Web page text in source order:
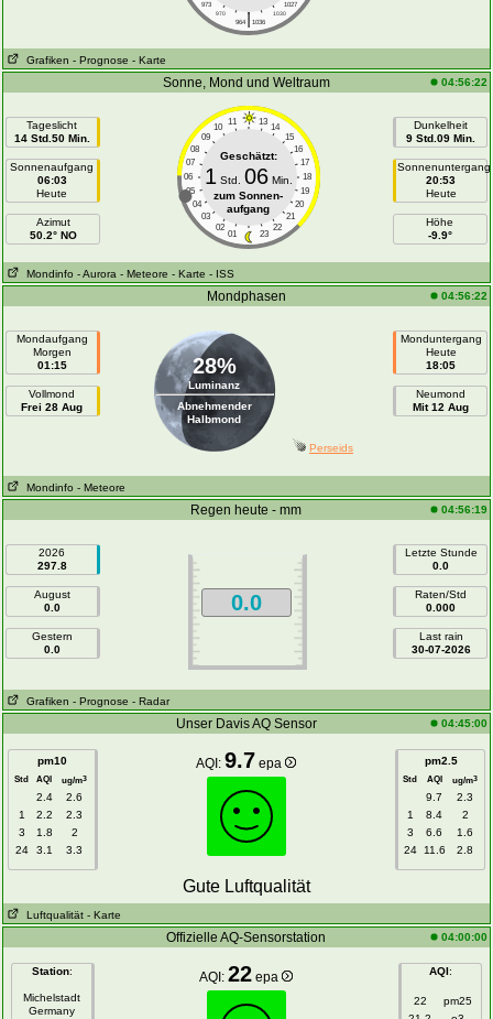
973
1027
970
1030
|
964 1036
Grafiken - Prognose - Karte
Sonne, Mond und Weltraum 04:56:22
Tageslicht
14 Std.50 Min.
Sonnenaufgang
06:03
Heute
Azimut
50.2° NO
11 13
10
14
09
15
08
16
07
17
06
18
05
19
04
20
03
21
02
22
01 23
Geschätzt:
1 Std. 06Min.
zum Sonnen-
aufgang
Dunkelheit
9 Std.09 Min.
Sonnenuntergang
20:53
Heute
Höhe
-9.9°
Mondinfo - Aurora - Meteore - Karte - ISS
Mondphasen 04:56:22
Mondaufgang
Morgen
01:15
Vollmond
Frei 28 Aug
28%
Luminanz
Abnehmender
Halbmond
Monduntergang
Heute
18:05
Neumond
Mit 12 Aug
Perseids
Mondinfo - Meteore
Regen heute - mm 04:56:19
2026
297.8
August
0.0
Gestern
0.0
0.0
Letzte Stunde
0.0
Raten/Std
0.000
Last rain
30-07-2026
Grafiken - Prognose - Radar
Unser Davis AQ Sensor 04:45:00
pm10
Std AQI ug/m3
2.4
2.6
1
2.2
2.3
3
1.8
2
24
3.1 3.3
AQI:9.7 epa pm2.5
Std AQI ug/m3
9.7
2.3
1
8.4
2
3
6.6
1.6
24
11.6 2.8
Gute Luftqualität
Luftqualität - Karte
Offizielle AQ-Sensorstation 04:00:00
Station:
Michelstadt
Germany
AQI:22 epa AQI:
22
pm25